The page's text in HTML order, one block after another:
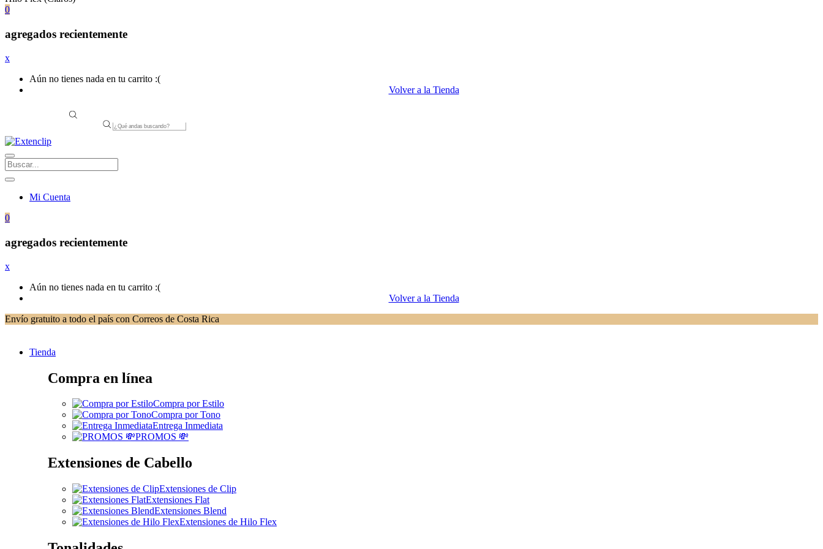
0
agregados recientemente
x
Aún no tienes nada en tu carrito :(
Volver a la Tienda
Products
search
Mi Cuenta
0
agregados recientemente
x
Aún no tienes nada en tu carrito :(
Volver a la Tienda
Envío gratuito a todo el país con Correos de Costa Rica
Tienda
Compra en línea
Compra por Estilo
Compra por Tono
Entrega Inmediata
PROMOS 💸
Extensiones de Cabello
Extensiones de Clip
Extensiones Flat
Extensiones Blend
Extensiones de Hilo Flex